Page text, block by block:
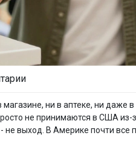
ни в аптеке, ни даже
не принимаются в США из-
выход. В Америке почти все